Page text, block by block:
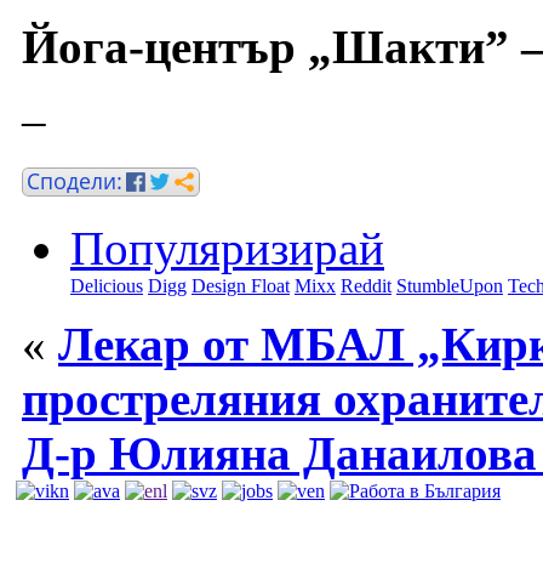
Йога-център „Шакти”
–
Популяризирай
Delicious Digg Design Float Mixx Reddit StumbleUpon
« Лекар от МБАЛ
простреляния
Д-р Юлияна Данаилова